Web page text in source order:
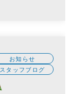
お知らせ
スタッフブログ